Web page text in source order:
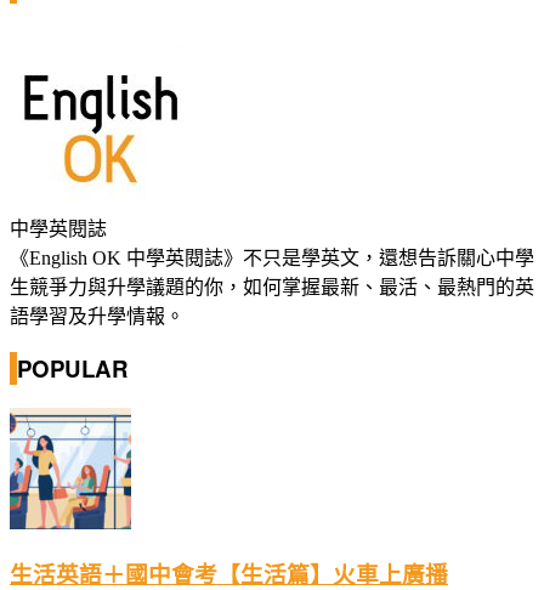
中學英閱誌
《English OK 中學英閱誌》不只是學英文，還想告訴關心中學
生競爭力與升學議題的你，如何掌握最新、最活、最熱門的英
語學習及升學情報。
POPULAR
生活英語＋國中會考【生活篇】火車上廣播